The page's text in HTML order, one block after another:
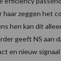
haar zeggen het
hen kan dit
geeft NS aan
en nieuw signaal